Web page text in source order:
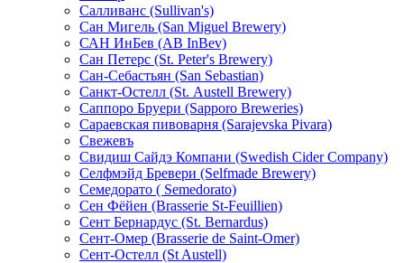
Салливанс (Sullivan's)
Сан Мигель (San Miguel Brewery)
САН ИнБев (AB InBev)
Сан Петерс (St. Peter's Brewery)
Сан-Себастьян (San Sebastian)
Санкт-Остелл (St. Аustell Вrewery)
Саппоро Бруери (Sapporo Breweries)
Сараевская пивоварня (Sarajevska Pivara)
Свежевъ
Свидиш Сайдэ Компани (Swedish Cider Company)
Селфмэйд Бревери (Selfmade Brewery)
Семедорато ( Semedorato)
Сен Фёйен (Brasserie St-Feuillien)
Сент Бернардус (St. Bernardus)
Сент-Омер (Brasserie de Saint-Omer)
Сент-Остелл (St Austell)